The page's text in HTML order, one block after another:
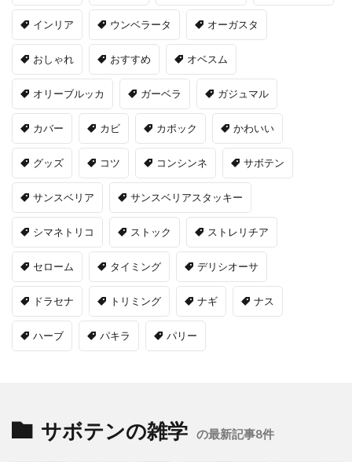
インリア ウンベラータ オーガスタ
おしゃれ おすすめ オベスム
オリーブルッカ ガーベラ ガジュマル
カバー カビ カポック かわいい
グッズ コツ コンシンネ サボテン
サンスベリア サンスベリアスタッキー
シマネトリコ ストック ストレリチア
セローム タイミング デリシオーサ
ドラセナ トリミング ナギ ナス
ハーブ パキラ パリー
サボテンの雑学 の最新記事8件